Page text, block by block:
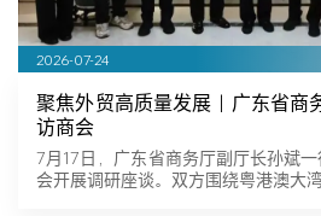
2026-07-24
聚焦外贸高质量发展｜广东省商
访商会
7月17日，广东省商务厅副厅长孙斌
会开展调研座谈。双方围绕粤港澳大